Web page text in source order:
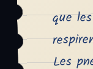
que
Les